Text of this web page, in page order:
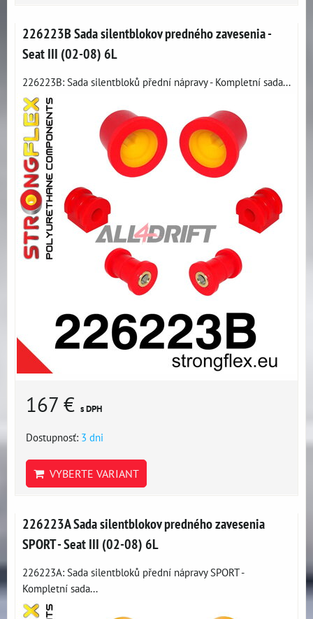
226223B Sada silentblokov predného zavesenia -
Seat III (02-08) 6L
226223B: Sada silentbloků přední nápravy - Kompletní sada...
167 € s DPH
Dostupnosť: 3 dni
VYBERTE VARIANT
226223A Sada silentblokov predného zavesenia
SPORT - Seat III (02-08) 6L
226223A: Sada silentbloků přední nápravy SPORT -
Kompletní sada...